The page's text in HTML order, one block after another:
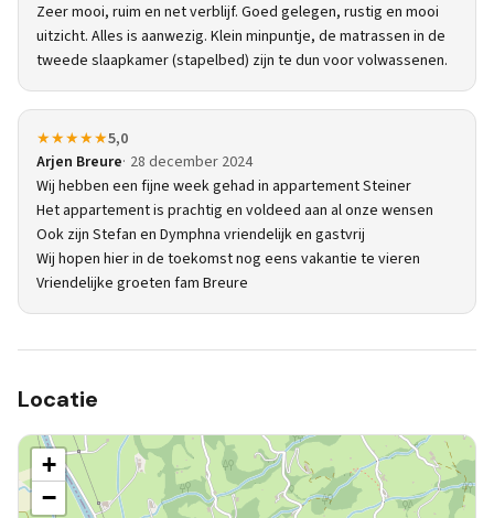
Zeer mooi, ruim en net verblijf. Goed gelegen, rustig en mooi
uitzicht. Alles is aanwezig. Klein minpuntje, de matrassen in de
tweede slaapkamer (stapelbed) zijn te dun voor volwassenen.
★★★★★5,0
Arjen Breure 28 december 2024
Wij hebben een fijne week gehad in appartement Steiner
Het appartement is prachtig en voldeed aan al onze wensen
Ook zijn Stefan en Dymphna vriendelijk en gastvrij
Wij hopen hier in de toekomst nog eens vakantie te vieren
Vriendelijke groeten fam Breure
Locatie
+
−